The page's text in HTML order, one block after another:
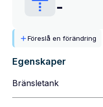
-
Föreslå en förändring
Egenskaper
Bränsletank